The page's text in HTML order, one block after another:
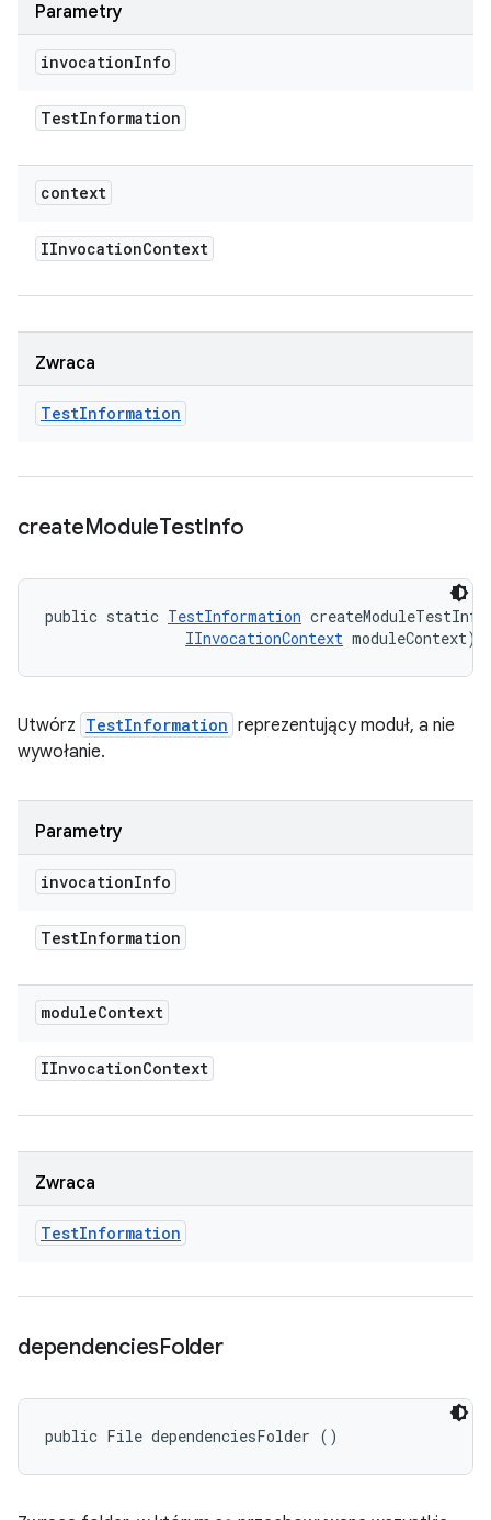
Parametry
invocationInfo
TestInformation
context
IInvocationContext
Zwraca
TestInformation
createModuleTestInfo
public static TestInformation
IInvocationContext moduleContext)
Utwórz TestInformation reprezentujący moduł, a nie
wywołanie.
Parametry
invocationInfo
TestInformation
moduleContext
IInvocationContext
Zwraca
TestInformation
dependenciesFolder
public File dependenciesFolder ()